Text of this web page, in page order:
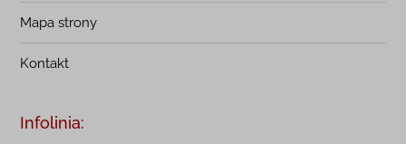
Mapa strony
Kontakt
Infolinia: